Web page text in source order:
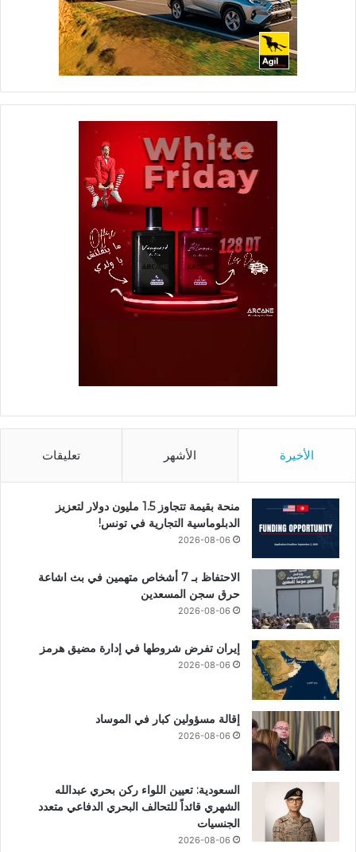
الأخيرة الأشهر تعليقات
منحة بقيمة تتجاوز 1.5 مليون دولار لتعزيز
الدبلوماسية التجارية في تونس!
2026-08-06
الاحتفاظ بـ 7 أشخاص متهمين في بث اشاعة
حرق سجن المسعدين
2026-08-06
إيران تفرض شروطها في إدارة مضيق هرمز
2026-08-06
إقالة مسؤولين كبار في الموساد
2026-08-06
السعودية: تعيين اللواء ركن بحري عبدالله
الشهري قائداً للتحالف البحري الدفاعي متعدد
الجنسيات
2026-08-06